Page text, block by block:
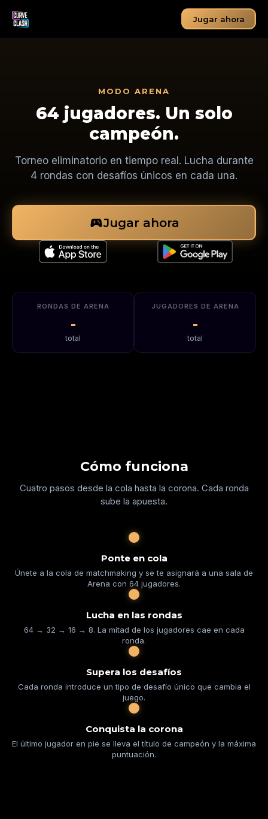
Jugar ahora
MODO ARENA
64 jugadores. Un solo
campeón.
Torneo eliminatorio en tiempo real. Lucha durante
4 rondas con desafíos únicos en cada una.
sports_esportsJugar ahora
RONDAS DE ARENA
-
total
JUGADORES DE ARENA
-
total
Cómo funciona
Cuatro pasos desde la cola hasta la corona. Cada ronda
sube la apuesta.
Ponte en cola
Únete a la cola de matchmaking y se te asignará a una sala de
Arena con 64 jugadores.
Lucha en las rondas
64 → 32 → 16 → 8. La mitad de los jugadores cae en cada
ronda.
Supera los desafíos
Cada ronda introduce un tipo de desafío único que cambia el
juego.
Conquista la corona
El último jugador en pie se lleva el título de campeón y la máxima
puntuación.